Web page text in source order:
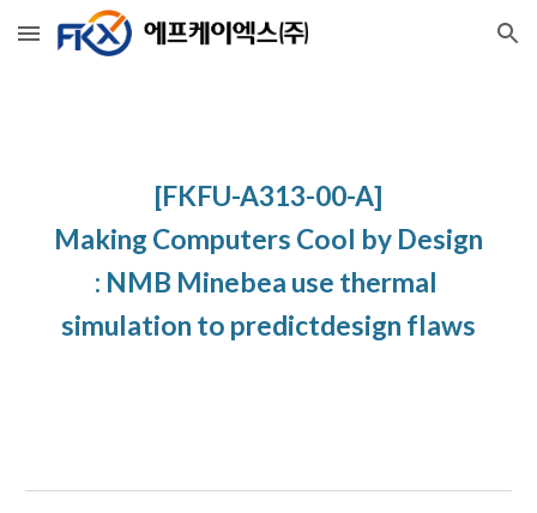
Skip to main content Skip to navigation
[FKFU-A313-00-A]
Making Computers Cool by Design
: NMB Minebea use thermal
simulation to predictdesign flaws